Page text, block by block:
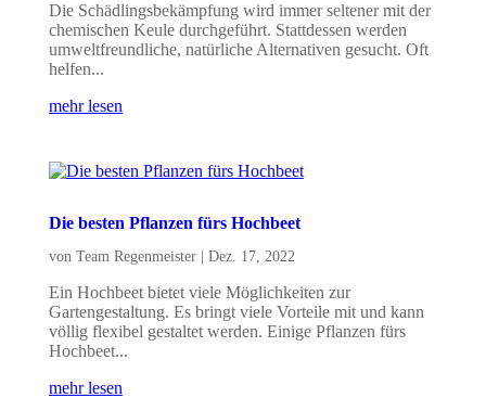
Die Schädlingsbekämpfung wird immer seltener mit der
chemischen Keule durchgeführt. Stattdessen werden
umweltfreundliche, natürliche Alternativen gesucht. Oft
helfen...
mehr lesen
Die besten Pflanzen fürs Hochbeet
von Team Regenmeister| Dez. 17, 2022
Ein Hochbeet bietet viele Möglichkeiten zur
Gartengestaltung. Es bringt viele Vorteile mit und kann
völlig flexibel gestaltet werden. Einige Pflanzen fürs
Hochbeet...
mehr lesen